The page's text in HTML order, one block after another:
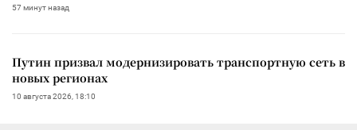
57 минут назад
Путин призвал модернизировать транспортную сеть в
новых регионах
10 августа 2026, 18:10